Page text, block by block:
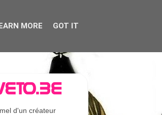
d'un créateur
MORE GOT IT